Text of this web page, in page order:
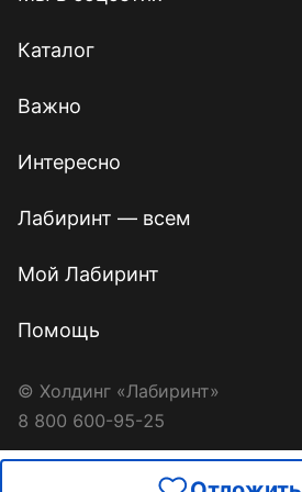
Каталог
Важно
Интересно
Лабиринт — всем
Мой Лабиринт
Помощь
© Холдинг «Лабиринт»
8 800 600-95-25